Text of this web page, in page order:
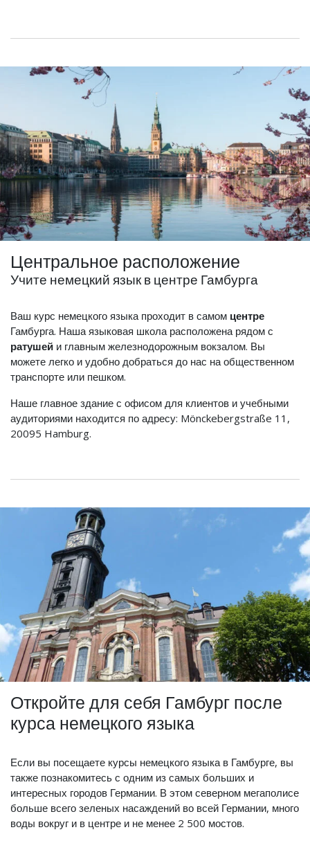
Центральное расположение
Учите немецкий язык в центре Гамбурга
Ваш курс немецкого языка проходит в самом центре
Гамбурга. Наша языковая школа расположена рядом с
ратушей и главным железнодорожным вокзалом. Вы
можете легко и удобно добраться до нас на общественном
транспорте или пешком.
Наше главное здание с офисом для клиентов и учебными
аудиториями находится по адресу: Mönckebergstraße 11,
20095 Hamburg.
Откройте для себя Гамбург после
курса немецкого языка
Если вы посещаете курсы немецкого языка в Гамбурге, вы
также познакомитесь с одним из самых больших и
интересных городов Германии. В этом северном мегаполисе
больше всего зеленых насаждений во всей Германии, много
воды вокруг и в центре и не менее 2 500 мостов.